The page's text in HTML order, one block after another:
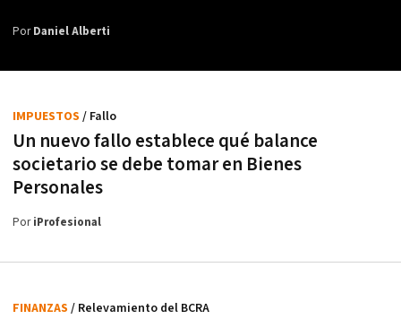
PorDaniel Alberti
Un nuevo fallo establece qué balance
societario se debe tomar en Bienes
Personales
IMPUESTOS / Fallo
PoriProfesional
FINANZAS / Relevamiento del BCRA